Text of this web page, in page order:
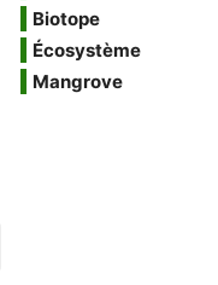
Biotope
Écosystème
Mangrove